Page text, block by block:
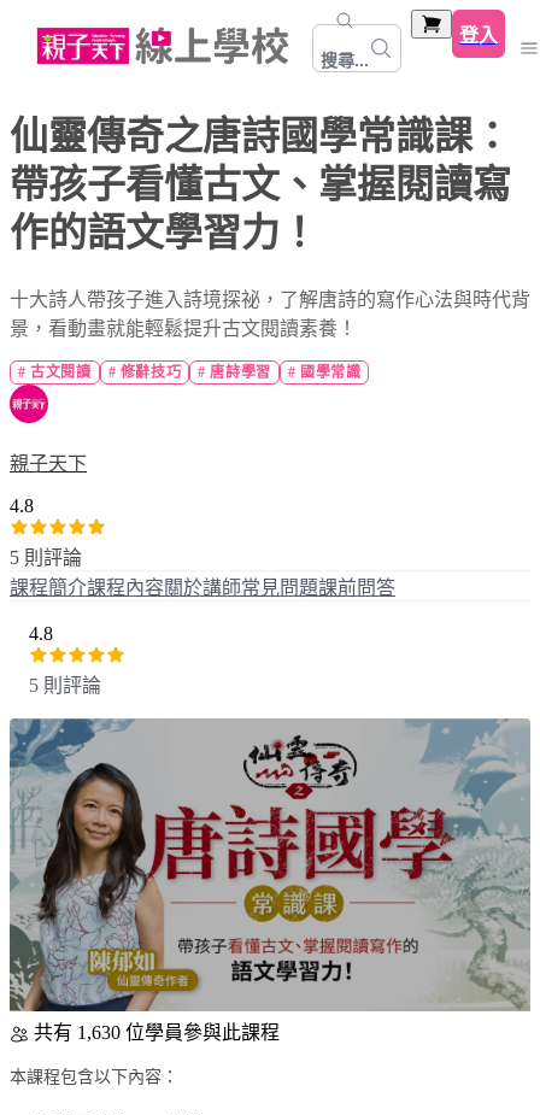
搜尋...
登入
仙靈傳奇之唐詩國學常識課：
帶孩子看懂古文、掌握閱讀寫
作的語文學習力！
十大詩人帶孩子進入詩境探祕，了解唐詩的寫作心法與時代背
景，看動畫就能輕鬆提升古文閱讀素養！
#古文閱讀 # 修辭技巧 #唐詩學習 # 國學常識
親子天下
4.8
5 則評論
課程簡介課程內容關於講師常見問題課前問答
4.8
5 則評論
共有 1,630 位學員參與此課程
本課程包含以下內容：